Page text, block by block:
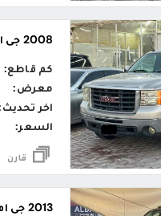
2008 جي ام سي سييرا 2500 هيفي ديوتي
كم قاطع:
معرض:
اخر
السعر:
قارن
2013 جي ام سي سييرا 1500 غمارتين